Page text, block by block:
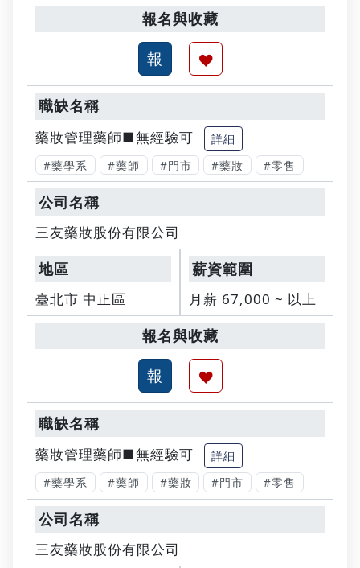
藥妝管理藥師■無經驗可
詳細
#藥學系
#藥師 #門市 #藥妝 #零售
三友藥妝股份有限公司
臺北市 中正區 月薪 67,000 ~ 以上
藥妝管理藥師■無經驗可
詳細
#藥學系
#藥師 #藥妝 #門市 #零售
三友藥妝股份有限公司